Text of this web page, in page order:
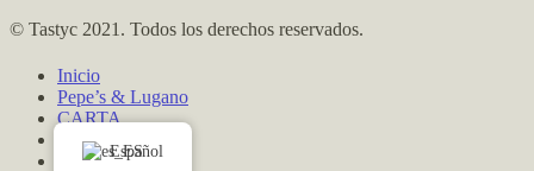
© Tastyc 2021. Todos los derechos reservados.
Español
Inicio
Pepe’s & Lugano
CARTA
Contacto
mant